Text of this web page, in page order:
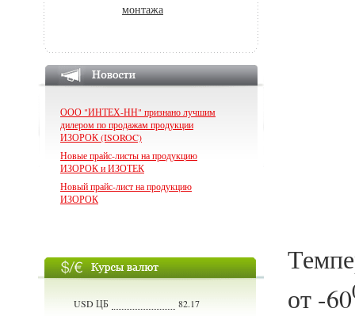
монтажа
ООО "ИНТЕХ-НН" признано лучшим
дилером по продажам продукции
ИЗОРОК (ISOROC)
Новые прайс-листы на продукцию
ИЗОРОК и ИЗОТЕК
Новый прайс-лист на продукцию
ИЗОРОК
USD ЦБ 82.17
от -60